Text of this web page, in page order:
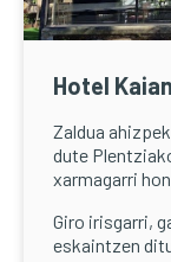
Hotel
Zaldua
dute
xarmagarri
Giro irisgarri,
eskaintzen